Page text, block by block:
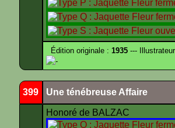
Édition originale :1935 ---
-
399 Une ténébreuse Affaire
Honoré de BALZAC